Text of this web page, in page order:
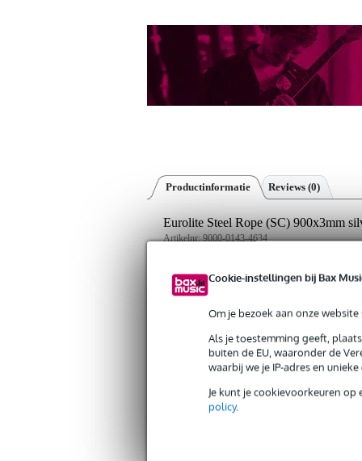
Cookie-instellingen bij Bax
Om je bezoek aan onze
Als je toestemming geeft,
buiten de EU, waaronder de
waarbij we je IP-adres en
Je kunt je cookievoorkeuren
policy.
Productinformatie Reviews (0)
Eurolite Steel Rope (SC) 900x3mm
Artikelnr:9000-0143-4634
Bax Music Garantie
Op dit product krijg je 3 jaar Bax Music
De Eurolite Steel Rope (SC)
voor uiteenlopende rigging- en
3 mm is hij handig in gebruik waar je
koppelstuk (niet meegeleverd). De